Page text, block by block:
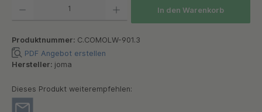
In den Warenkorb
Produktnummer: C.COMOLW-901.3
PDF Angebot erstellen
Hersteller: joma
Dieses Produkt weiterempfehlen: